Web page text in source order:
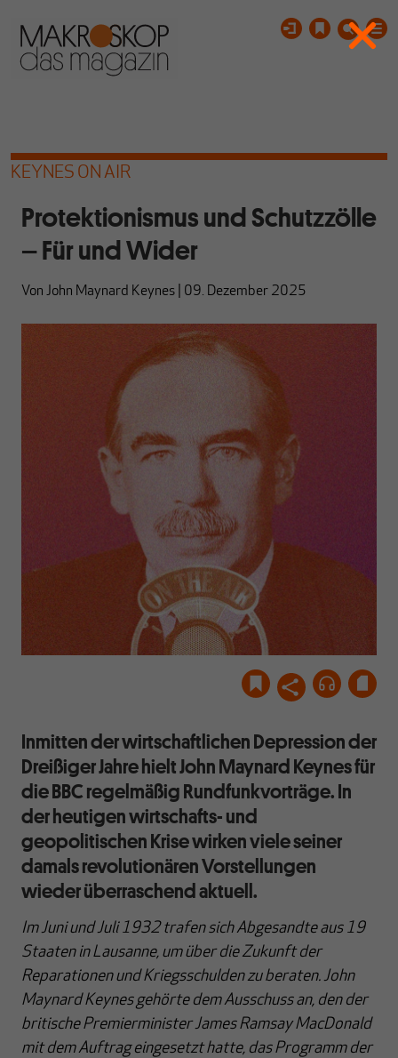
KEYNES ON AIR
Protektionismus und Schutzzölle
– Für und Wider
Von John Maynard Keynes 09. Dezember 2025
Inmitten der wirtschaftlichen Depression der
Dreißiger Jahre hielt John Maynard Keynes für
die BBC regelmäßig Rundfunkvorträge. In
der heutigen wirtschafts- und
geopolitischen Krise wirken viele seiner
damals revolutionären Vorstellungen
wieder überraschend aktuell.
Im Juni und Juli 1932 trafen sich Abgesandte aus 19
Staaten in Lausanne, um über die Zukunft der
Reparationen und Kriegsschulden zu beraten. John
Maynard Keynes gehörte dem Ausschuss an, den der
britische Premierminister James Ramsay MacDonald
mit dem Auftrag eingesetzt hatte, das Programm der